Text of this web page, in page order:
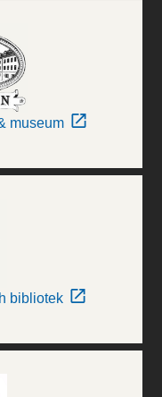
museum
bibliotek